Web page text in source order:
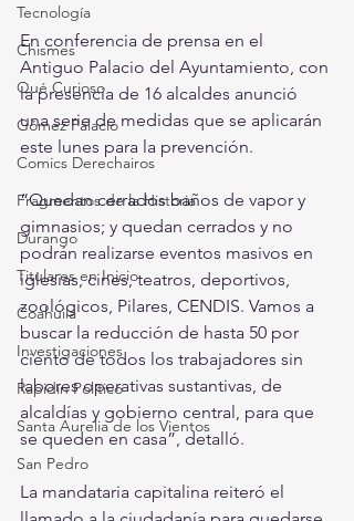
Tecnología
Chismes
Qué Curioso
Gómez Palacio
Comics Derechairos
Fragmentos de la Historia
Durango
Titulares en Inicio
Coahuila
Investigaciones
Rapidín Político
Santa Aurelia de los Vientos
San Pedro
En conferencia de prensa en el
Antiguo Palacio del Ayuntamiento, con
la presencia de 16 alcaldes anunció
una serie de medidas que se aplicarán
este lunes para la prevención.
“Quedan cerrados baños de vapor y
gimnasios; y quedan cerrados y no
podrán realizarse eventos masivos en
iglesias, cines, teatros, deportivos,
zoológicos, Pilares, CENDIS. Vamos a
buscar la reducción de hasta 50 por
ciento de todos los trabajadores sin
labores operativas sustantivas, de
alcaldías y gobierno central, para que
se queden en casa”, detalló.
La mandataria capitalina reiteró el